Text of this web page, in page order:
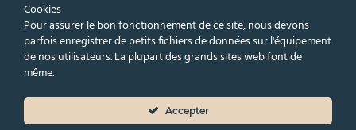
Un concept unique avec trois types de centres pour une remise en
forme globale : wellness, aqua gym, et fitness.
Cookies
Pour assurer le bon fonctionnement de ce site, nous devons
parfois enregistrer de petits fichiers de données sur l'équipement
de nos utilisateurs. La plupart des grands sites web font de
même.
Accepter